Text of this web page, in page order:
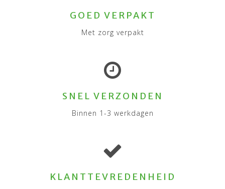
GOED VERPAKT
Met zorg verpakt
SNEL VERZONDEN
Binnen 1-3 werkdagen
KLANTTEVREDENHEID